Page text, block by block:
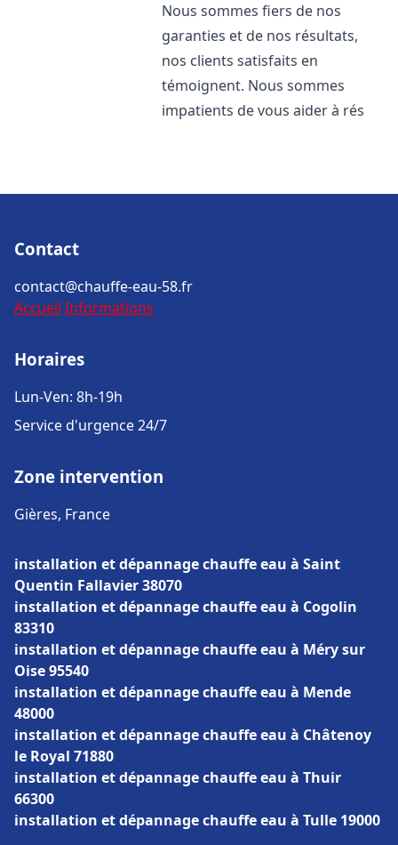
Nous sommes fiers de nos
garanties et de nos résultats,
nos clients satisfaits en
témoignent. Nous sommes
impatients de vous aider à rés
Contact
contact@chauffe-eau-58.fr
Accueil Informations
Horaires
Lun-Ven: 8h-19h
Service d'urgence 24/7
Zone intervention
Gières, France
installation et dépannage chauffe eau à Saint
Quentin Fallavier 38070
installation et dépannage chauffe eau à Cogolin
83310
installation et dépannage chauffe eau à Méry sur
Oise 95540
installation et dépannage chauffe eau à Mende
48000
installation et dépannage chauffe eau à Châtenoy
le Royal 71880
installation et dépannage chauffe eau à Thuir
66300
installation et dépannage chauffe eau à Tulle 19000